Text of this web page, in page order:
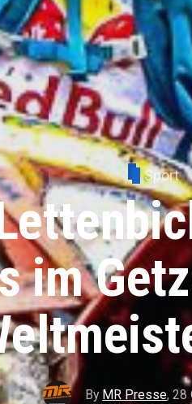
Sport
im
By MR Presse, 28